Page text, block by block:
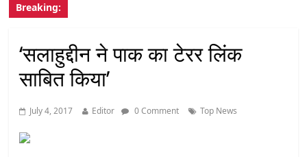
Breaking:
‘सलाहुद्दीन ने पाक का टेरर लिंक
साबित किया’
July 4, 2017 Editor 0 Comment Top News